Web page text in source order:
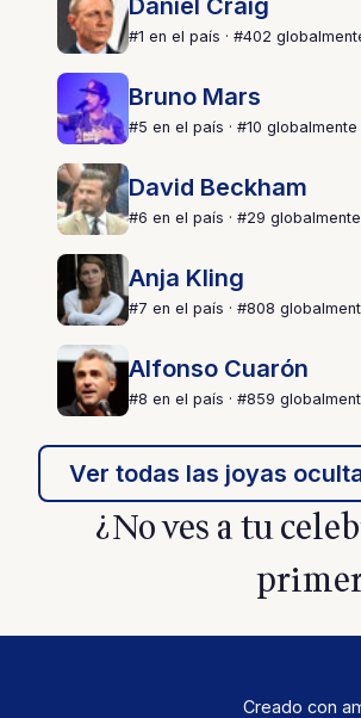
Daniel Craig
#1 en el país · #402
Bruno Mars
#5 en el país · #10 globalmente
David Beckham
#6 en el país · #29 globalmente
Anja Kling
#7 en el país · #808
Alfonso Cuarón
#8 en el país · #859
Ver todas las joyas
¿No ves a tu
Creado con